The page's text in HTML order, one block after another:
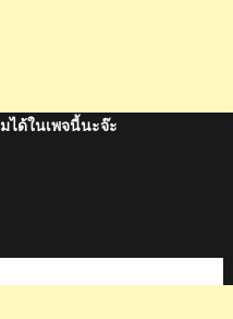
ได้ในเพจนี้นะจ๊ะ